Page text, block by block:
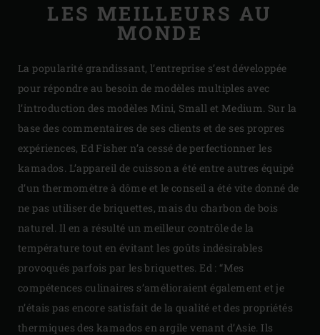
LES MEILLEURS AU
MONDE
La popularité grandissant, l’entreprise s’est développée
pour répondre au besoin de modèles multiples avec
l’introduction des modèles Mini, Small et Medium. Sur la
base des commentaires de ses clients et de ses propres
expériences, Ed Fisher n’a cessé de perfectionner les
kamados. L’appareil de cuisson a été entre autres équipé
d’un thermomètre à dôme et le conseil a été vite donné de
ne pas utiliser de briquettes, mais du charbon de bois
naturel. Il en a résulté un meilleur contrôle de la
température tout en évitant les goûts indésirables
provoqués parfois par les briquettes. Ed : “Mes
compétences culinaires s’amélioraient également et je
n’étais pas encore satisfait de la qualité et des propriétés
thermiques des kamados en argile venant d’Asie. Ils